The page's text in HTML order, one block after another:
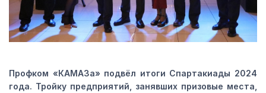
Профком «КАМАЗа» подвёл итоги Спартакиады 2024
года. Тройку предприятий, занявших призовые места,